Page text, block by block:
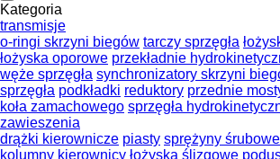
Kategoria
transmisje
o-ringi skrzyni biegów tarczy sprzęgła
łożyska oporowe przekładnie
węże sprzęgła synchronizatory skrzyni
sprzęgła podkładki reduktory przednie
koła zamachowego sprzęgła
zawieszenia
drążki kierownicze piasty sprężyny śrubowe
kolumny kierownicy łożyska ślizgowe